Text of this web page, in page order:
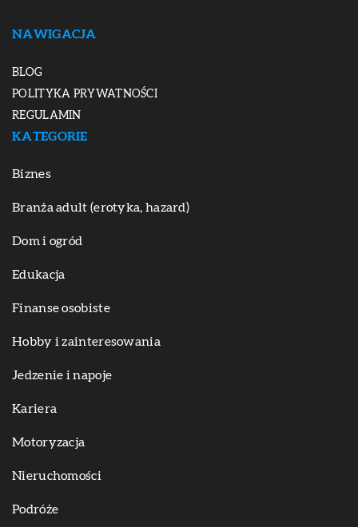
NAWIGACJA
BLOG
POLITYKA PRYWATNOŚCI
REGULAMIN
KATEGORIE
Biznes
Branża adult (erotyka, hazard)
Dom i ogród
Edukacja
Finanse osobiste
Hobby i zainteresowania
Jedzenie i napoje
Kariera
Motoryzacja
Nieruchomości
Podróże